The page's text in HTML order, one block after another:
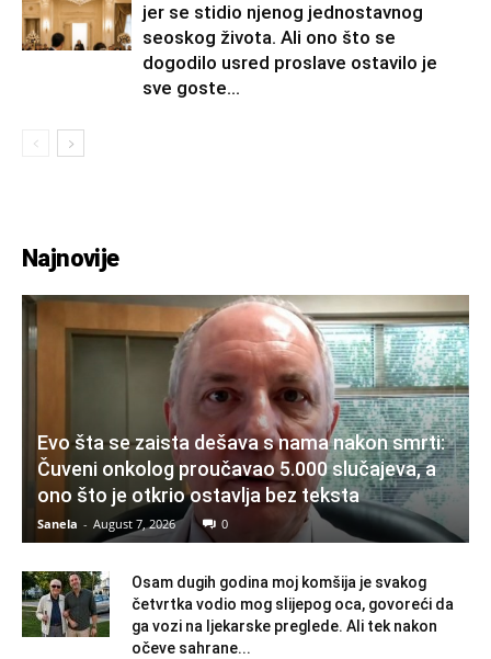
jer se stidio njenog jednostavnog
seoskog života. Ali ono što se
dogodilo usred proslave ostavilo je
sve goste...
Najnovije
Evo šta se zaista dešava s nama nakon smrti:
Čuveni onkolog proučavao 5.000 slučajeva, a
ono što je otkrio ostavlja bez teksta
Sanela - August 7, 2026 0
Osam dugih godina moj komšija je svakog
četvrtka vodio mog slijepog oca, govoreći da
ga vozi na ljekarske preglede. Ali tek nakon
očeve sahrane...